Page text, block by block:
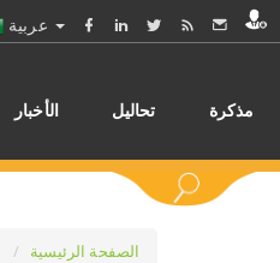
الأخبار تحاليل مذكرة
الصفحة الرئيسية